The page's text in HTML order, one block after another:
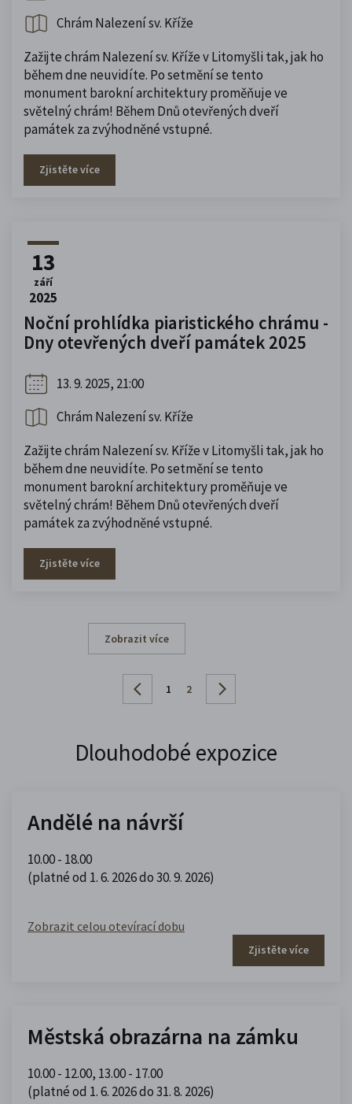
Chrám Nalezení sv. Kříže
Zažijte chrám Nalezení sv. Kříže v Litomyšli tak, jak ho
během dne neuvidíte. Po setmění se tento
monument barokní architektury proměňuje ve
světelný chrám! Během Dnů otevřených dveří
památek za zvýhodněné vstupné.
Zjistěte více
13
září
2025
Noční prohlídka piaristického chrámu -
Dny otevřených dveří památek 2025
13. 9. 2025, 21:00
Chrám Nalezení sv. Kříže
Zažijte chrám Nalezení sv. Kříže v Litomyšli tak, jak ho
během dne neuvidíte. Po setmění se tento
monument barokní architektury proměňuje ve
světelný chrám! Během Dnů otevřených dveří
památek za zvýhodněné vstupné.
Zjistěte více
Zobrazit více
1 2
Dlouhodobé expozice
Andělé na návrší
10.00 - 18.00
(platné od 1. 6. 2026 do 30. 9. 2026)
Zobrazit celou otevírací dobu
Zjistěte více
Městská obrazárna na zámku
10.00 - 12.00, 13.00 - 17.00
(platné od 1. 6. 2026 do 31. 8. 2026)